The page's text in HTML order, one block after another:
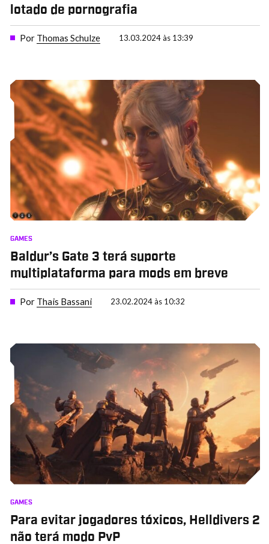
lotado de pornografia
Por Thomas Schulze 13.03.2024 às 13:39
GAMES
Baldur’s Gate 3 terá suporte
multiplataforma para mods em breve
Por Thais Bassani 23.02.2024 às 10:32
GAMES
Para evitar jogadores tóxicos, Helldivers 2
não terá modo PvP